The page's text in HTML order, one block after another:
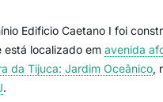
Edificio Caetano I foi
está localizado em avenida
da Tijuca: Jardim Oceânico,
.